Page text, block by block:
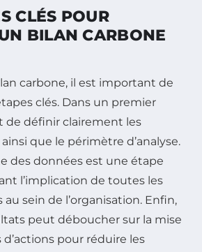
CLÉS POUR
BILAN CARBONE
carbone, il est important de
clés. Dans un premier
de définir clairement les
que le périmètre d’analyse.
des données est une étape
l’implication de toutes les
sein de l’organisation. Enfin,
peut déboucher sur la mise
pour réduire les